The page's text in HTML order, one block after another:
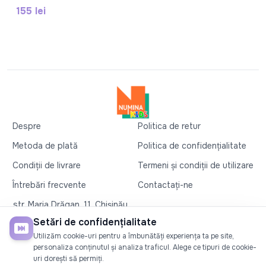
155 lei
Despre
Politica de retur
Metoda de plată
Politica de confidențialitate
Condiții de livrare
Termeni și condiții de utilizare
Întrebări frecvente
Contactați-ne
str. Maria Drăgan, 11, Chișinău
+37360327279
©2026Numina Kids. Toate drepturile rezervate
Setări de confidențialitate
Utilizăm cookie-uri pentru a îmbunătăți experiența ta pe site,
personaliza conținutul și analiza traficul. Alege ce tipuri de cookie-
uri dorești să permiți.